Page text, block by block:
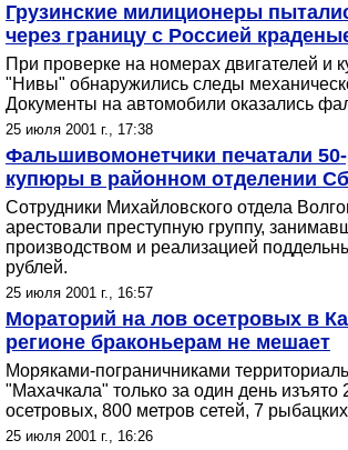
Грузинские милиционеры
через границу с Россией
При проверке на номерах двигателей и
"Нивы" обнаружились следы
Документы на автомобили оказались
25 июля 2001 г., 17:38
Фальшивомонетчики печатали
купюры в районном отделении
Сотрудники Михайловского отдела
арестовали преступную группу,
производством и реализацией
рублей.
25 июля 2001 г., 16:57
Мораторий на лов осетровых в
регионе браконьерам не мешает
Моряками-пограничниками
"Махачкала" только за один день изъято
осетровых, 800 метров сетей, 7
25 июля 2001 г., 16:26